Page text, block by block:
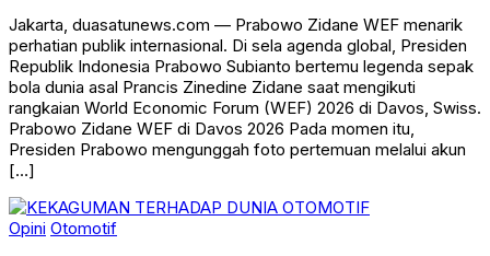
Jakarta, duasatunews.com — Prabowo Zidane WEF menarik
perhatian publik internasional. Di sela agenda global, Presiden
Republik Indonesia Prabowo Subianto bertemu legenda sepak
bola dunia asal Prancis Zinedine Zidane saat mengikuti
rangkaian World Economic Forum (WEF) 2026 di Davos, Swiss.
Prabowo Zidane WEF di Davos 2026 Pada momen itu,
Presiden Prabowo mengunggah foto pertemuan melalui akun
[…]
Opini Otomotif